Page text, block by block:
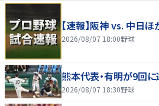
【速報】阪神 vs. 中日ほ
2026/08/07 18:00野球
熊本代表・有明が9回
2026/08/07 18:30野球